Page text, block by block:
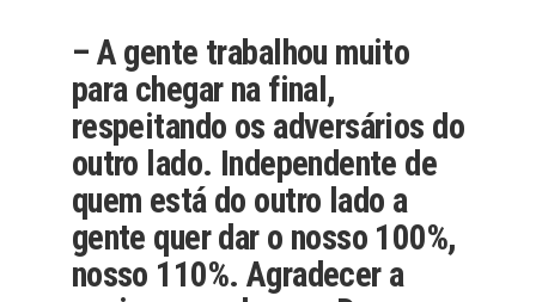
– A gente trabalhou muito
para chegar na final,
respeitando os adversários do
outro lado. Independente de
quem está do outro lado a
gente quer dar o nosso 100%,
nosso 110%. Agradecer a